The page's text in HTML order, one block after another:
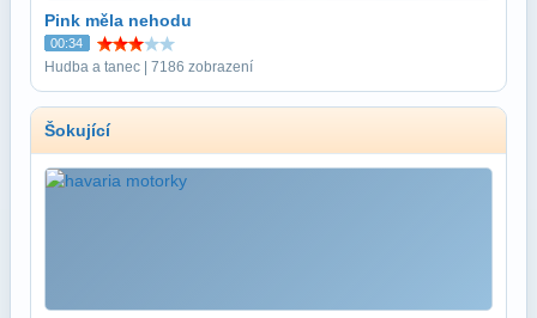
Pink měla nehodu
00:34
Hudba a tanec | 7186 zobrazení
Šokující